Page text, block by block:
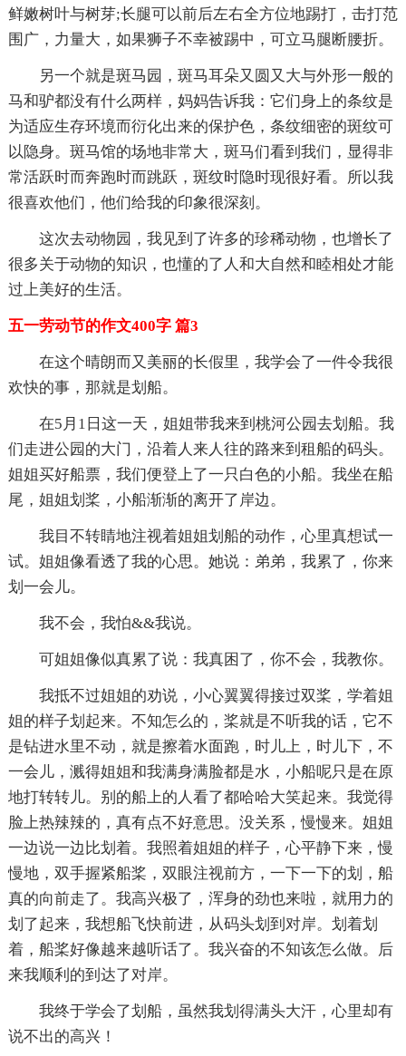
鲜嫩树叶与树芽;长腿可以前后左右全方位地踢打，击打范
围广，力量大，如果狮子不幸被踢中，可立马腿断腰折。
另一个就是斑马园，斑马耳朵又圆又大与外形一般的
马和驴都没有什么两样，妈妈告诉我：它们身上的条纹是
为适应生存环境而衍化出来的保护色，条纹细密的斑纹可
以隐身。斑马馆的场地非常大，斑马们看到我们，显得非
常活跃时而奔跑时而跳跃，斑纹时隐时现很好看。所以我
很喜欢他们，他们给我的印象很深刻。
这次去动物园，我见到了许多的珍稀动物，也增长了
很多关于动物的知识，也懂的了人和大自然和睦相处才能
过上美好的生活。
五一劳动节的作文400字 篇3
在这个晴朗而又美丽的长假里，我学会了一件令我很
欢快的事，那就是划船。
在5月1日这一天，姐姐带我来到桃河公园去划船。我
们走进公园的大门，沿着人来人往的路来到租船的码头。
姐姐买好船票，我们便登上了一只白色的小船。我坐在船
尾，姐姐划桨，小船渐渐的离开了岸边。
我目不转睛地注视着姐姐划船的动作，心里真想试一
试。姐姐像看透了我的心思。她说：弟弟，我累了，你来
划一会儿。
我不会，我怕&&我说。
可姐姐像似真累了说：我真困了，你不会，我教你。
我抵不过姐姐的劝说，小心翼翼得接过双桨，学着姐
姐的样子划起来。不知怎么的，桨就是不听我的话，它不
是钻进水里不动，就是擦着水面跑，时儿上，时儿下，不
一会儿，溅得姐姐和我满身满脸都是水，小船呢只是在原
地打转转儿。别的船上的人看了都哈哈大笑起来。我觉得
脸上热辣辣的，真有点不好意思。没关系，慢慢来。姐姐
一边说一边比划着。我照着姐姐的样子，心平静下来，慢
慢地，双手握紧船桨，双眼注视前方，一下一下的划，船
真的向前走了。我高兴极了，浑身的劲也来啦，就用力的
划了起来，我想船飞快前进，从码头划到对岸。划着划
着，船桨好像越来越听话了。我兴奋的不知该怎么做。后
来我顺利的到达了对岸。
我终于学会了划船，虽然我划得满头大汗，心里却有
说不出的高兴！